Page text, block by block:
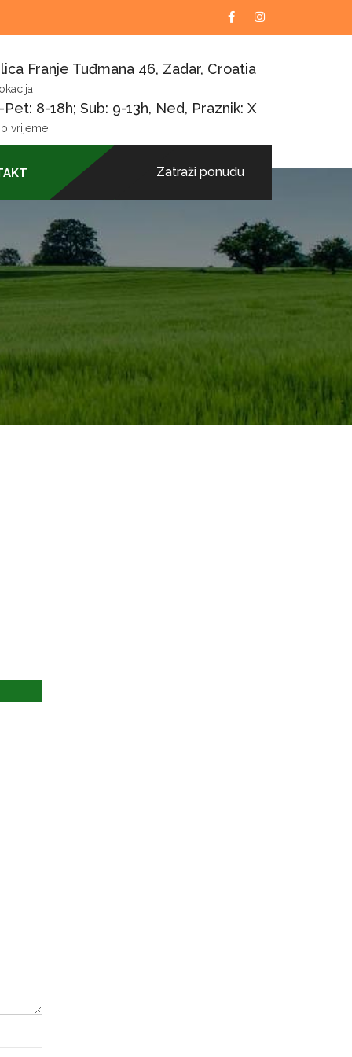
Franje Tuđmana 46, Zadar, Croatia
Pet: 8-18h; Sub: 9-13h, Ned, Praznik: X
vrijeme
Zatraži ponudu